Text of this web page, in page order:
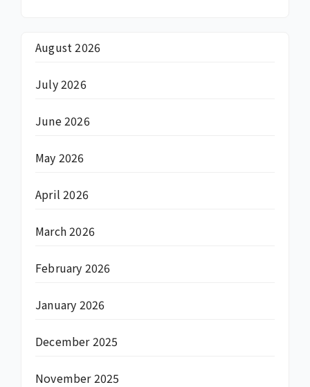
August 2026
July 2026
June 2026
May 2026
April 2026
March 2026
February 2026
January 2026
December 2025
November 2025